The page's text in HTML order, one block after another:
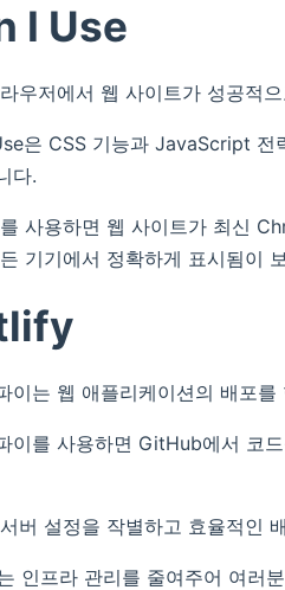
I Use
우저에서 웹 사이트가 성공적
은 CSS 기능과 JavaScript 전
다.
사용하면 웹 사이트가 최신
기기에서 정확하게 표시됨이
이는 웹 애플리케이션의 배포를
이를 사용하면 GitHub에서 코
버 설정을 작별하고 효율적인
인프라 관리를 줄여주어 여러